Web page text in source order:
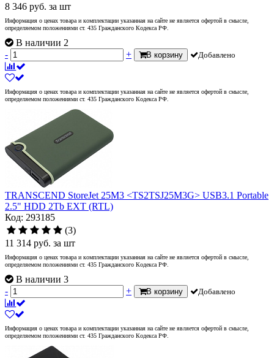
8 346 руб. за шт
Информация о ценах товара и комплектации указанная на сайте не является офертой в смысле,
определяемом положениями ст. 435 Гражданского Кодекса РФ.
В наличии 2
-
+ В корзину Добавлено
Информация о ценах товара и комплектации указанная на сайте не является офертой в смысле,
определяемом положениями ст. 435 Гражданского Кодекса РФ.
TRANSCEND StoreJet 25M3 <TS2TSJ25M3G> USB3.1 Portable
2.5" HDD 2Tb EXT (RTL)
Код: 293185
(3)
11 314 руб. за шт
Информация о ценах товара и комплектации указанная на сайте не является офертой в смысле,
определяемом положениями ст. 435 Гражданского Кодекса РФ.
В наличии 3
-
+ В корзину Добавлено
Информация о ценах товара и комплектации указанная на сайте не является офертой в смысле,
определяемом положениями ст. 435 Гражданского Кодекса РФ.